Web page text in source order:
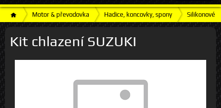
Motor & převodovka Hadice, koncovky, spony Silikonové
Kit chlazení SUZUKI